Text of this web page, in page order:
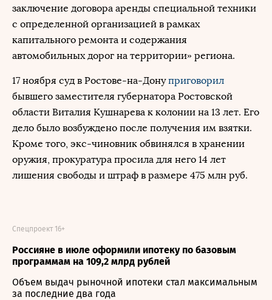
заключение договора аренды специальной техники
с определенной организацией в рамках
капитального ремонта и содержания
автомобильных дорог на территории» региона.
17 ноября суд в Ростове-на-Донуприговорил
бывшего заместителя губернатора Ростовской
области Виталия Кушнарева к колонии на 13 лет. Его
дело было возбуждено после получения им взятки.
Кроме того, экс-чиновник обвинялся в хранении
оружия, прокуратура просила для него 14 лет
лишения свободы и штраф в размере 475 млн руб.
Россияне в июле оформили ипотеку по базовым
программам на 109,2 млрд рублей
Спецпроект 16+
Объем выдач рыночной ипотеки стал максимальным
за последние два года